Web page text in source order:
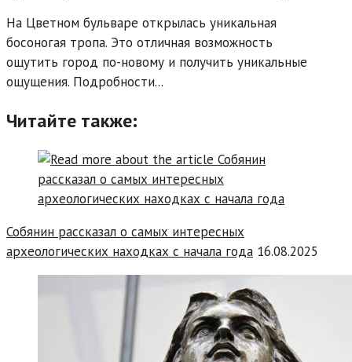
На Цветном бульваре открылась уникальная
босоногая тропа. Это отличная возможность
ощутить город по-новому и получить уникальные
ощущения. Подробности...
Читайте также:
Собянин рассказал о самых интересных
археологических находках с начала года 16.08.2025